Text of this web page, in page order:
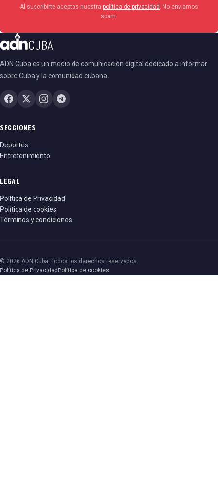
Al suscribirte aceptas nuestra política de privacidad
. No enviamos
spam.
ADN Cuba es un medio de comunicación digital dedicado a informar
sobre Cuba y la comunidad cubana.
SECCIONES
Deportes
Entretenimiento
LEGAL
Política de Privacidad
Política de cookies
Términos y condiciones
© 2026 ADN Cuba. Todos los derechos reservados.
Política de Privacidad Política de cookies